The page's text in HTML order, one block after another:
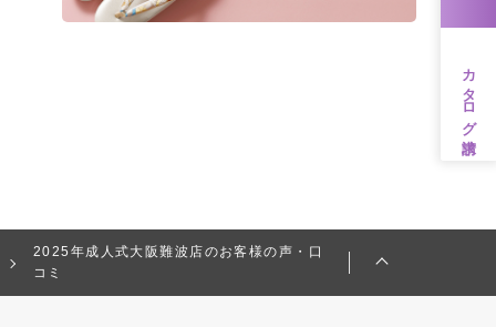
2025年成人式大阪難波店のお客様の声・口
コミ
カタログ請求